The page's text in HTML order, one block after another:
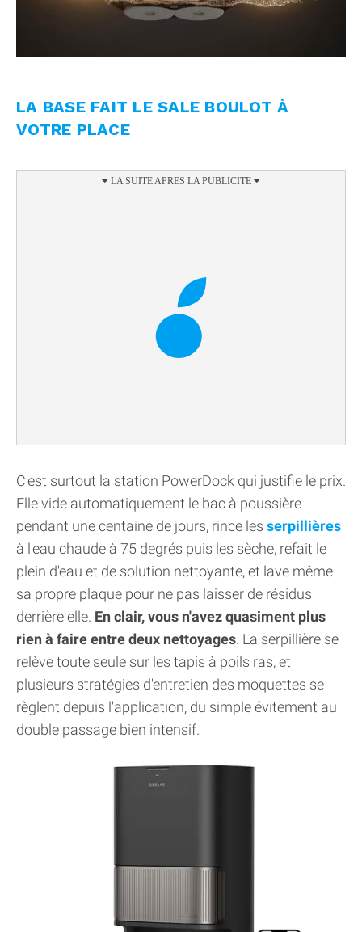
LA BASE FAIT LE SALE BOULOT À
VOTRE PLACE
C'est surtout la station PowerDock qui justifie le prix.
Elle vide automatiquement le bac à poussière
pendant une centaine de jours, rince les serpillières
à l'eau chaude à 75 degrés puis les sèche, refait le
plein d'eau et de solution nettoyante, et lave même
sa propre plaque pour ne pas laisser de résidus
derrière elle. En clair, vous n'avez quasiment plus
rien à faire entre deux nettoyages. La serpillière se
relève toute seule sur les tapis à poils ras, et
plusieurs stratégies d'entretien des moquettes se
règlent depuis l'application, du simple évitement au
double passage bien intensif.